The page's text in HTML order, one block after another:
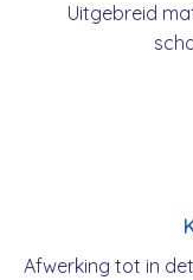
Uitgebreid
Afwerking tot in